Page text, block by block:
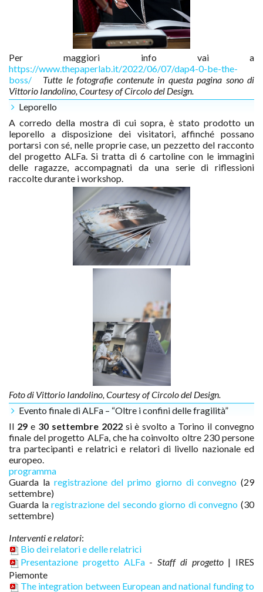
Per maggiori info vai a
https://www.thepaperlab.it/2022/06/07/dap4-0-be-the-
boss/
Tutte le fotografie contenute in questa pagina sono di
Vittorio Iandolino, Courtesy of Circolo del Design.
Leporello
A corredo della mostra di cui sopra, è stato prodotto un
leporello a disposizione dei visitatori, affinché possano
portarsi con sé, nelle proprie case, un pezzetto del racconto
del progetto ALFa. Si tratta di 6 cartoline con le immagini
delle ragazze, accompagnati da una serie di riflessioni
raccolte durante i workshop.
Foto di Vittorio Iandolino, Courtesy of Circolo del Design.
Evento finale di ALFa – “Oltre i confini delle fragilità”
Il 29 e 30 settembre 2022si è svolto a Torino il convegno
finale del progetto ALFa, che ha coinvolto oltre 230 persone
tra partecipanti e relatrici e relatori di livello nazionale ed
europeo.
programma
Guarda la registrazione del primo giorno di convegno (29
settembre)
Guarda laregistrazione del secondo giorno di convegno (30
settembre)
Interventi e relatori:
Bio dei relatori e delle relatrici
Presentazione progetto ALFa- Staff di progetto| IRES
Piemonte
The integration between European and national funding to